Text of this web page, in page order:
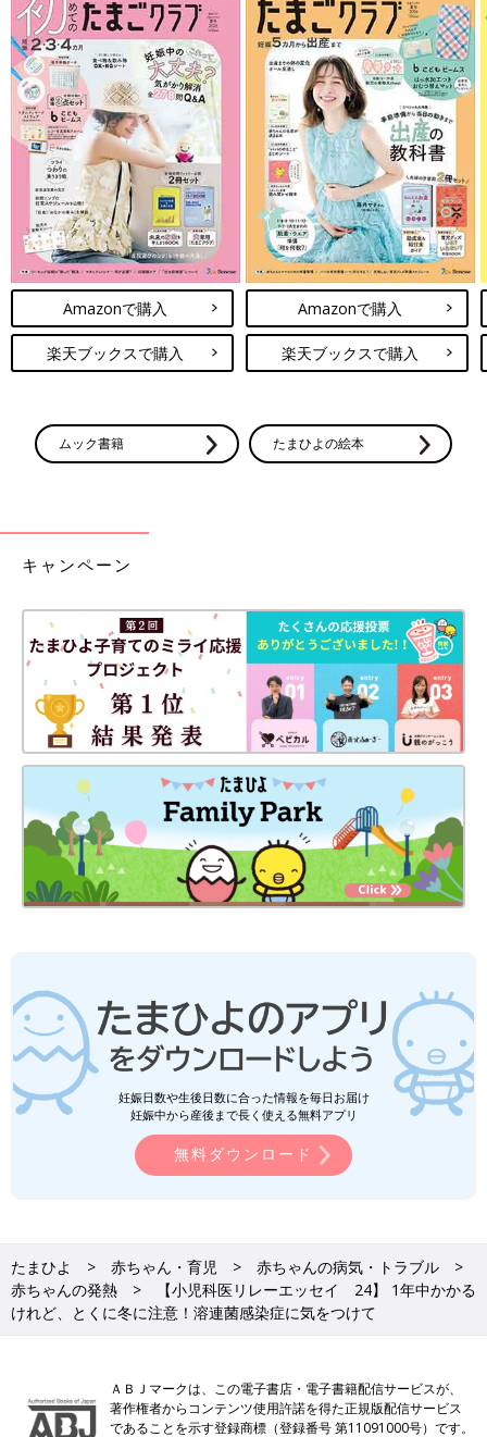
Amazonで購入
楽天ブックスで購入
Amazonで購入
楽天ブックスで購入
ムック書籍 たまひよの絵本
キャンペーン
妊娠日数や生後日数に合った情報を毎日お届け
妊娠中から産後まで長く使える無料アプリ
無料ダウンロード
たまひよ 赤ちゃん・育児
赤ちゃんの病気・トラブル
赤ちゃんの発熱
【小児科医リレーエッセイ 24】 1年中かかる
けれど、とくに冬に注意！溶連菌感染症に気をつけて
ＡＢＪマークは、この電子書店・電子書籍配信サービスが、
著作権者からコンテンツ使用許諾を得た正規版配信サービス
であることを示す登録商標（登録番号 第11091000号）です。